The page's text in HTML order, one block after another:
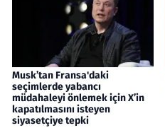
Musk’tan Fransa'daki
seçimlerde yabancı
müdahaleyi önlemek için X’in
kapatılmasını isteyen
siyasetçiye tepki